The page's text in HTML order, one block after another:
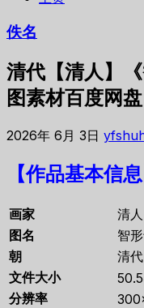
佚名
清代【清人】
图素材百度网盘
2026年 6月 3日
【作品基本信息
画家
清人
图名
智
朝
清代
文件大小
分辨率